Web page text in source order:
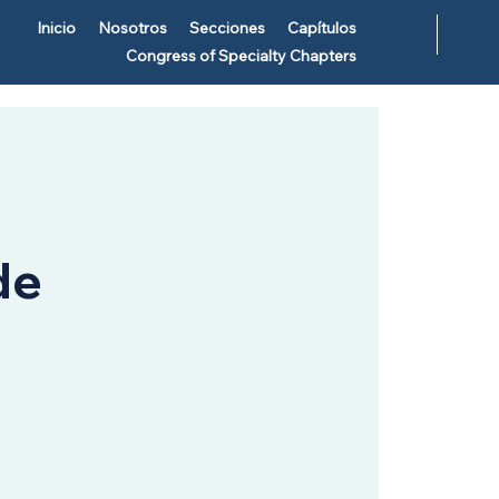
Inicio Nosotros Secciones
Capítulos
Congress of Specialty Chapters